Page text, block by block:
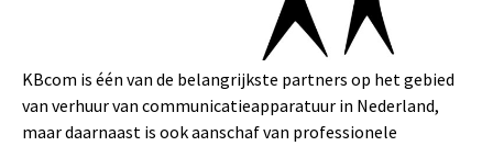
KBcom is één van de belangrijkste partners op het gebied
van verhuur van communicatieapparatuur in Nederland,
maar daarnaast is ook aanschaf van professionele